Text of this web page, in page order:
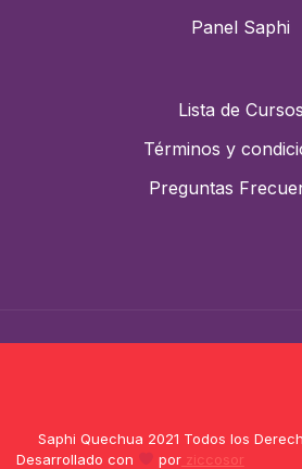
Panel Saphi
Lista de Cursos
Términos y
Preguntas
Saphi Quechua 2021 Todos los
Desarrollado con
porziccosor